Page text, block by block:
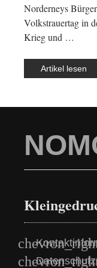
Norderneys
Volkstrauertag in
Krieg und …
Artikel lesen
Datenschutz